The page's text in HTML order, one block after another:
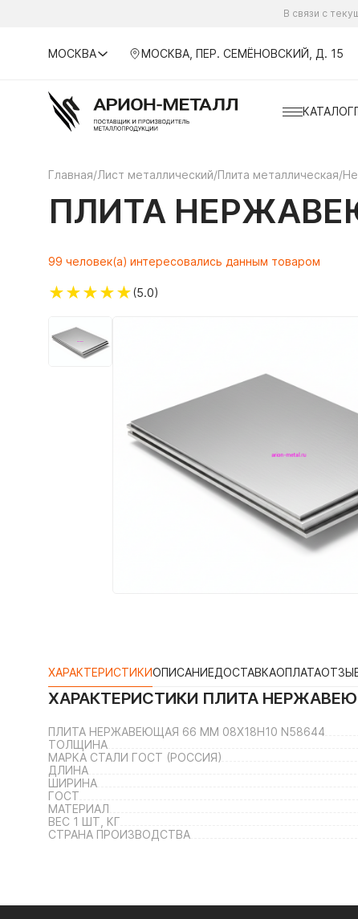
В связи с
МОСКВА МОСКВА, ПЕР. СЕМЁНОВСКИЙ, Д. 15
КАТАЛОГ
Главная/Лист металлический/Плита металлическая/
ПЛИТА
99 человек(а) интересовались данным товаром
★★★★★(5.0)
ХАРАКТЕРИСТИКИОПИСАНИЕДОСТАВКАОПЛАТА
ХАРАКТЕРИСТИКИ ПЛИТА
ПЛИТА НЕРЖАВЕЮЩАЯ 66 ММ 08Х18Н10 N58644
ТОЛЩИНА
МАРКА СТАЛИ ГОСТ (РОССИЯ)
ДЛИНА
ШИРИНА
ГОСТ
МАТЕРИАЛ
ВЕС 1 ШТ, КГ
СТРАНА ПРОИЗВОДСТВА